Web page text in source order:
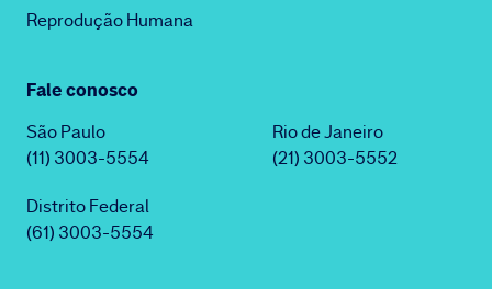
Reprodução Humana
Fale conosco
São Paulo
(11) 3003-5554
Rio de Janeiro
(21) 3003-5552
Distrito Federal
(61) 3003-5554